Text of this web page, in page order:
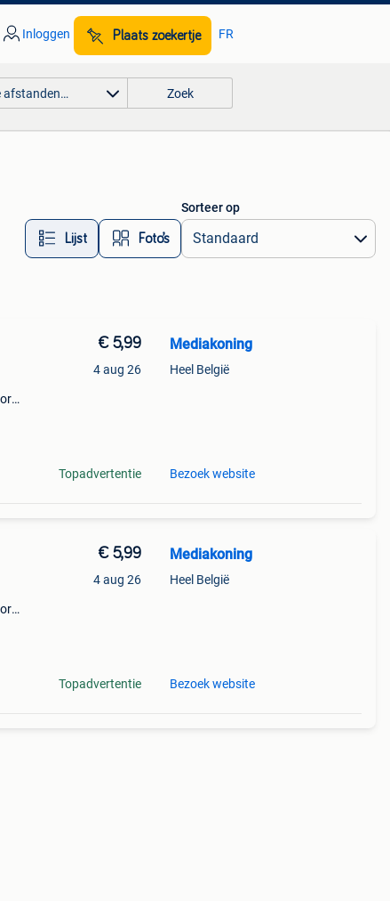
Inloggen Plaats zoekertje FR
afstanden… Zoek
Lijst Foto’s
Sorteer op
€ 5,99
4 aug 26
Topadvertentie
Mediakoning
Heel België
Bezoek website
€ 5,99
4 aug 26
Topadvertentie
Mediakoning
Heel België
Bezoek website